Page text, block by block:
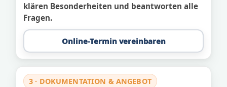
klären Besonderheiten und beantworten alle
Fragen.
Online-Termin vereinbaren
3 · DOKUMENTATION & ANGEBOT